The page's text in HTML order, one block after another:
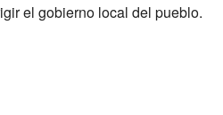
el gobierno local del pueblo.